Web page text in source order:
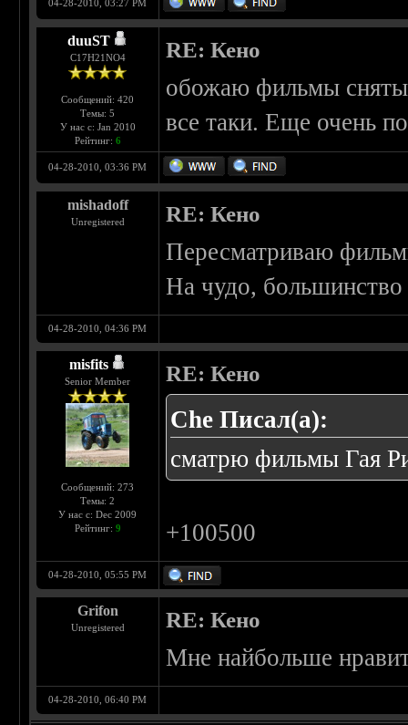
04-28-2010, 03:27 PM
duuST
С17H21NO4
Сообщений: 420
Темы: 5
У нас с: Jan 2010
Рейтинг: 6
RE: Кено
обожаю фильмы
все таки. Еще очень
04-28-2010, 03:36 PM
mishadoff
Unregistered RE: Кено
Пересматриваю
На чудо,
04-28-2010, 04:36 PM
misfits
Senior Member
Сообщений: 273
Темы: 2
У нас с: Dec 2009
Рейтинг: 9
RE: Кено
Che Писал(а):
сматрю фильмы Гая
+100500
04-28-2010, 05:55 PM
Grifon
Unregistered RE: Кено
Мне найбольше
04-28-2010, 06:40 PM